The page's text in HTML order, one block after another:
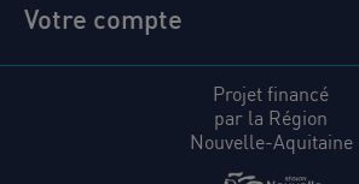
Votre compte
Projet financé
par la Région
Nouvelle-Aquitaine